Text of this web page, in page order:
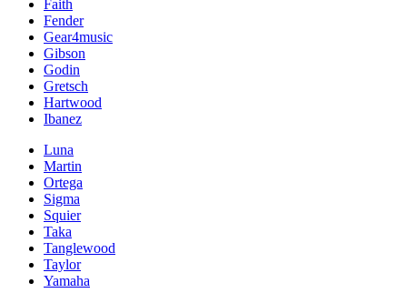
Faith
Fender
Gear4music
Gibson
Godin
Gretsch
Hartwood
Ibanez
Luna
Martin
Ortega
Sigma
Squier
Taka
Tanglewood
Taylor
Yamaha